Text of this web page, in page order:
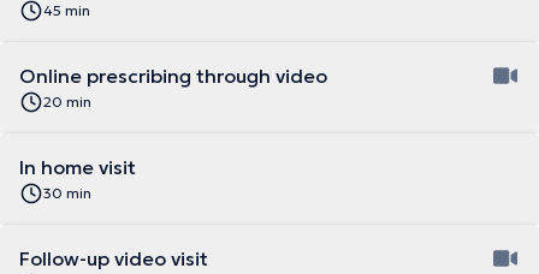
45 min
Online prescribing through video
20 min
In home visit
30 min
Follow-up video visit